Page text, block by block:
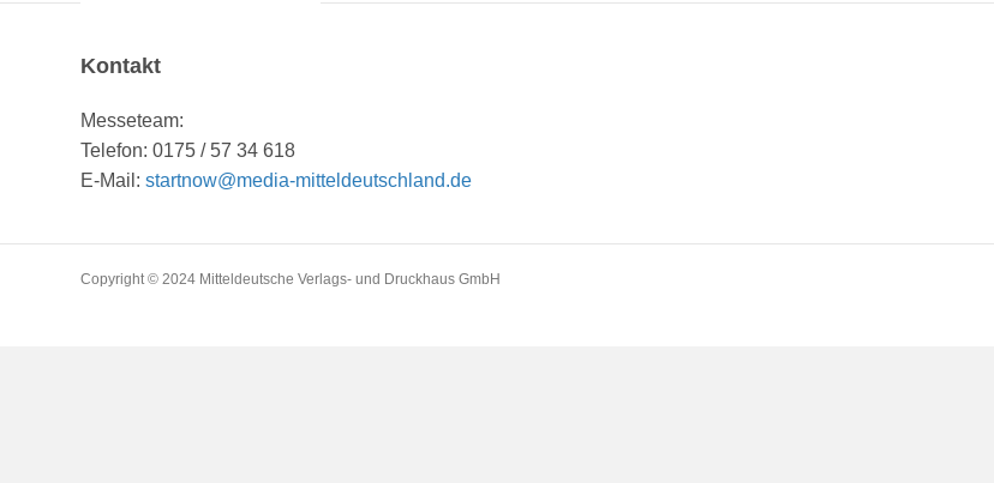
Kontakt
Messeteam:
Telefon: 0175 / 57 34 618
E-Mail:startnow@media-mitteldeutschland.de
Copyright © 2024 Mitteldeutsche Verlags- und Druckhaus GmbH